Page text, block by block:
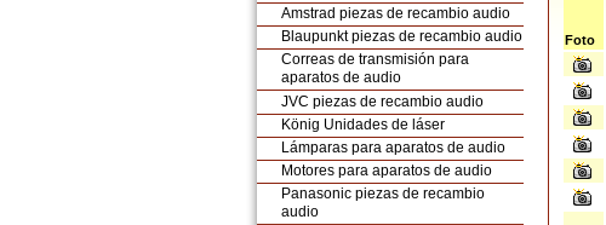
Amstrad piezas de recambio audio
Blaupunkt piezas de recambio audio
Correas de transmisión para
aparatos de audio
JVC piezas de recambio audio
König Unidades de láser
Lámparas para aparatos de audio
Motores para aparatos de audio
Panasonic piezas de recambio
audio
Foto